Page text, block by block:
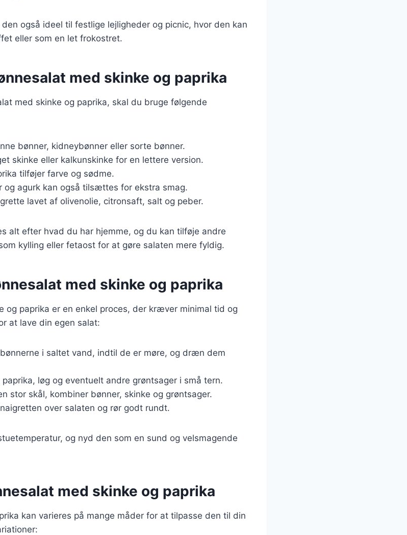
også ideel til festlige lejligheder og picnic, hvor den kan
eller som en let frokostret.
med skinke og paprika
med skinke og paprika, skal du bruge følgende
bønner, kidneybønner eller sorte bønner.
skinke eller kalkunskinke for en lettere version.
tilføjer farve og sødme.
og agurk kan også tilsættes for ekstra smag.
lavet af olivenolie, citronsaft, salt og peber.
alt efter hvad du har hjemme, og du kan tilføje andre
kylling eller fetaost for at gøre salaten mere fyldig.
med skinke og paprika
og paprika er en enkel proces, der kræver minimal tid og
at lave din egen salat:
i saltet vand, indtil de er møre, og dræn dem
paprika, løg og eventuelt andre grøntsager i små tern.
stor skål, kombiner bønner, skinke og grøntsager.
over salaten og rør godt rundt.
og nyd den som en sund og velsmagende
med skinke og paprika
kan varieres på mange måder for at tilpasse den til din